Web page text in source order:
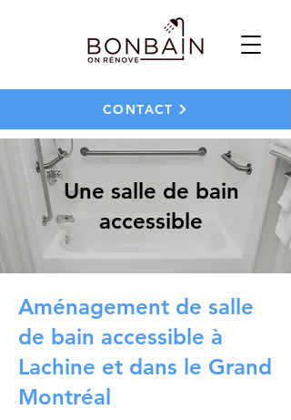
CONTACT
Une salle de bain
accessible
Aménagement de salle
de bain accessible à
Lachine et dans le Grand
Montréal